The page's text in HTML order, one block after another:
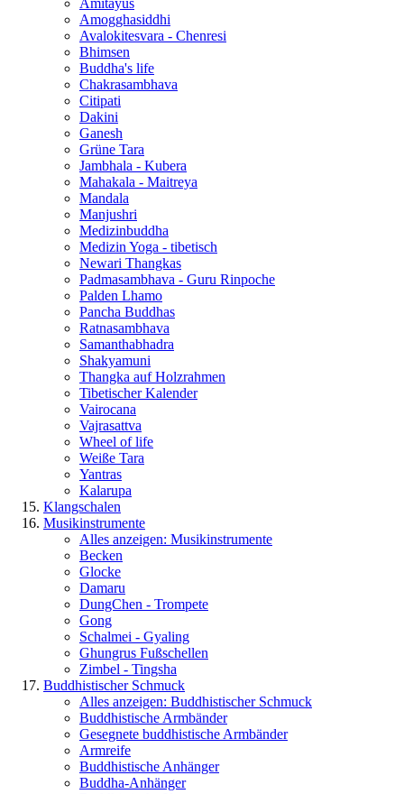
Amitayus
Amogghasiddhi
Avalokitesvara - Chenresi
Bhimsen
Buddha's life
Chakrasambhava
Citipati
Dakini
Ganesh
Grüne Tara
Jambhala - Kubera
Mahakala - Maitreya
Mandala
Manjushri
Medizinbuddha
Medizin Yoga - tibetisch
Newari Thangkas
Padmasambhava - Guru Rinpoche
Palden Lhamo
Pancha Buddhas
Ratnasambhava
Samanthabhadra
Shakyamuni
Thangka auf Holzrahmen
Tibetischer Kalender
Vairocana
Vajrasattva
Wheel of life
Weiße Tara
Yantras
Kalarupa
Klangschalen
Musikinstrumente
Alles anzeigen: Musikinstrumente
Becken
Glocke
Damaru
DungChen - Trompete
Gong
Schalmei - Gyaling
Ghungrus Fußschellen
Zimbel - Tingsha
Buddhistischer Schmuck
Alles anzeigen: Buddhistischer Schmuck
Buddhistische Armbänder
Gesegnete buddhistische Armbänder
Armreife
Buddhistische Anhänger
Buddha-Anhänger